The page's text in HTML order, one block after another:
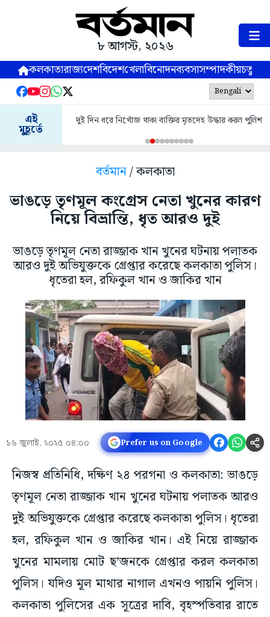
৮ আগস্ট, ২০২৬
কলকাতারাজ্যদেশবিদেশখেলাবিনোদনব্যবসাসম্পাদকীয়
এই
মুহূর্তে
দুই দিন ধরে নিখোঁজ থাকা ব্যক্তির মৃতদেহ উদ্ধার করল পুলিশ
বর্তমান/ কলকাতা
ভাঙড়ে তৃণমূল কংগ্রেস নেতা খুনের কারণ
নিয়ে বিভ্রান্তি, ধৃত আরও দুই
ভাঙড়ে তৃণমূল নেতা রাজ্জাক খান খুনের ঘটনায় পলাতক
আরও দুই অভিযুক্তকে গ্রেপ্তার করেছে কলকাতা পুলিস।
ধৃতেরা হল, রফিকুল খান ও জাকির খান
১৬ জুলাই, ২০২৫ ০৪:০০ Prefer us on Google
নিজস্ব প্রতিনিধি, দক্ষিণ ২৪ পরগনা ও কলকাতা: ভাঙড়ে
তৃণমূল নেতা রাজ্জাক খান খুনের ঘটনায় পলাতক আরও
দুই অভিযুক্তকে গ্রেপ্তার করেছে কলকাতা পুলিস। ধৃতেরা
হল, রফিকুল খান ও জাকির খান। এই নিয়ে রাজ্জাক
খুনের মামলায় মোট ছ’জনকে গ্রেপ্তার করল কলকাতা
পুলিস। যদিও মূল মাথার নাগাল এখনও পায়নি পুলিস।
কলকাতা পুলিসের এক সূত্রের দাবি, বৃহস্পতিবার রাতে